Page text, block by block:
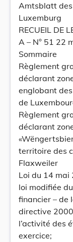
Amtsblatt
Luxemburg
RECUEIL DE
A – N° 51 22
Sommaire
Règlement
déclarant
englobant
de
Règlement
déclarant
territoire des
Flaxweiler
Loi du 14
loi modifiée
financier – de
directive
l’activité des
exercice;